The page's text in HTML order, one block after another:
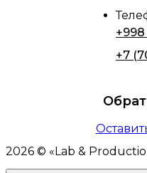
+7
2026 © « Lab &